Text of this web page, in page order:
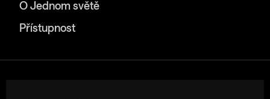
O Jednom světě
Přístupnost